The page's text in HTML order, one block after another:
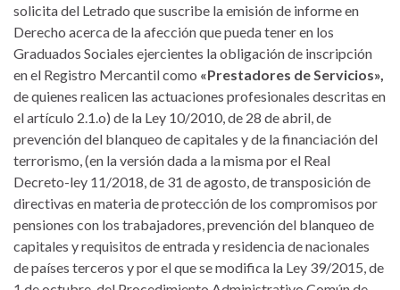
solicita del Letrado que suscribe la emisión de informe en
Derecho acerca de la afección que pueda tener en los
Graduados Sociales ejercientes la obligación de inscripción
en el Registro Mercantil como «Prestadores de Servicios»,
de quienes realicen las actuaciones profesionales descritas en
el artículo 2.1.o) de la Ley 10/2010, de 28 de abril, de
prevención del blanqueo de capitales y de la financiación del
terrorismo, (en la versión dada a la misma por el Real
Decreto-ley 11/2018, de 31 de agosto, de transposición de
directivas en materia de protección de los compromisos por
pensiones con los trabajadores, prevención del blanqueo de
capitales y requisitos de entrada y residencia de nacionales
de países terceros y por el que se modifica la Ley 39/2015, de